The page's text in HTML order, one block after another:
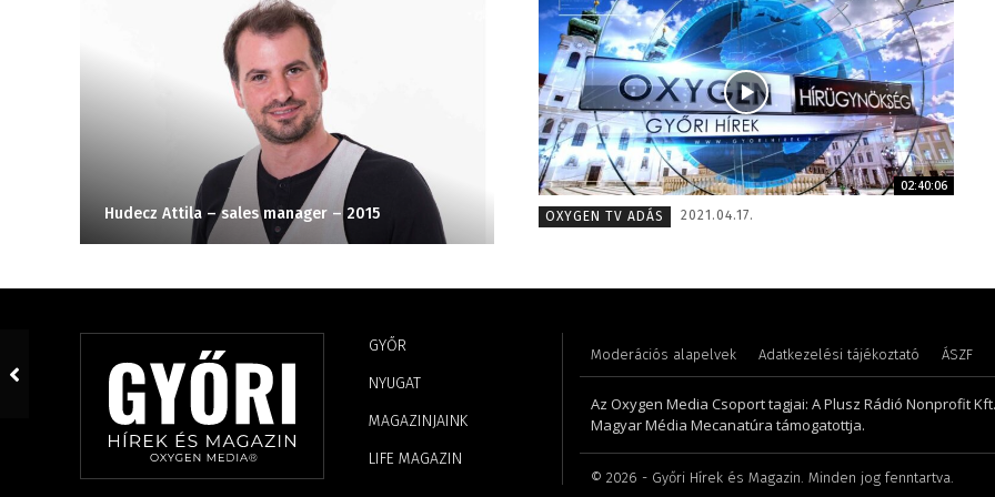
Hudecz Attila – sales manager – 2015 Meronka Péter – programigazgató – 2008
02:40:06
OXYGEN TV ADÁS
2021.04.17.
GYŐR
NYUGAT
MAGAZINJAINK
LIFE MAGAZIN
Moderációs alapelvek Adatkezelési tájékoztató ÁSZF
Az Oxygen Media Csoport tagjai: A Plusz Rádió Nonprofit
Magyar Média Mecanatúra támogatottja.
© 2026 - Győri Hírek és Magazin. Minden jog fenntartva.